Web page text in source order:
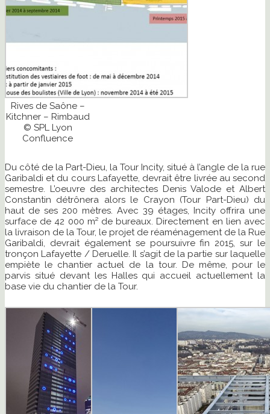
Rives de Saône –
Kitchner – Rimbaud
© SPL Lyon
Confluence
Du côté de la Part-Dieu, la Tour Incity, situé à l’angle de la rue
Garibaldi et du cours Lafayette, devrait être livrée au second
semestre. L’oeuvre des architectes Denis Valode et Albert
Constantin détrônera alors le Crayon (Tour Part-Dieu) du
haut de ses 200 mètres. Avec 39 étages, Incity offrira une
surface de 42 000 m² de bureaux. Directement en lien avec
la livraison de la Tour, le projet de réaménagement de la Rue
Garibaldi, devrait également se poursuivre fin 2015, sur le
tronçon Lafayette / Deruelle. Il s’agit de la partie sur laquelle
empiète le chantier actuel de la tour. De même, pour le
parvis situé devant les Halles qui accueil actuellement la
base vie du chantier de la Tour.